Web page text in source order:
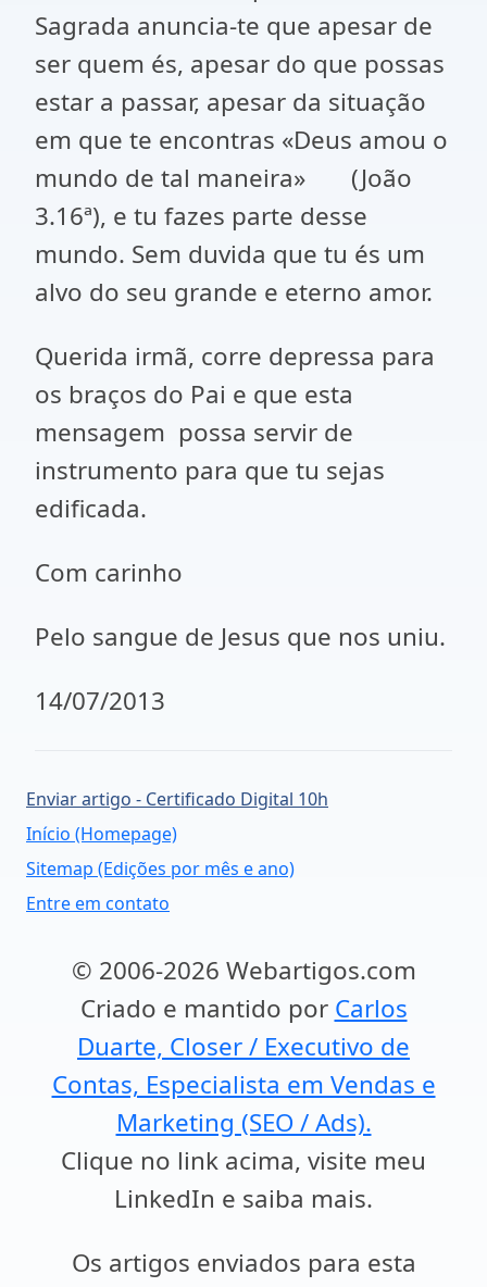
Sagrada anuncia-te que apesar de
ser quem és, apesar do que possas
estar a passar, apesar da situação
em que te encontras «Deus amou o
mundo de tal maneira» (João
3.16ª), e tu fazes parte desse
mundo. Sem duvida que tu és um
alvo do seu grande e eterno amor.
Querida irmã, corre depressa para
os braços do Pai e que esta
mensagem possa servir de
instrumento para que tu sejas
edificada.
Com carinho
Pelo sangue de Jesus que nos uniu.
14/07/2013
Enviar artigo - Certificado Digital 10h
Início (Homepage)
Sitemap (Edições por mês e ano)
Entre em contato
© 2006-2026 Webartigos.com
Criado e mantido por Carlos
Duarte, Closer / Executivo de
Contas, Especialista em Vendas e
Marketing (SEO / Ads).
Clique no link acima, visite meu
LinkedIn e saiba mais.
Os artigos enviados para esta